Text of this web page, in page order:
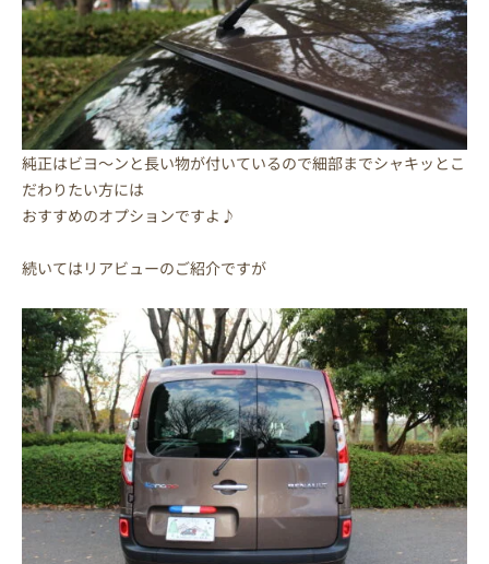
純正はビヨ～ンと長い物が付いているので細部までシャキッとこ
だわりたい方には
おすすめのオプションですよ♪
続いてはリアビューのご紹介ですが